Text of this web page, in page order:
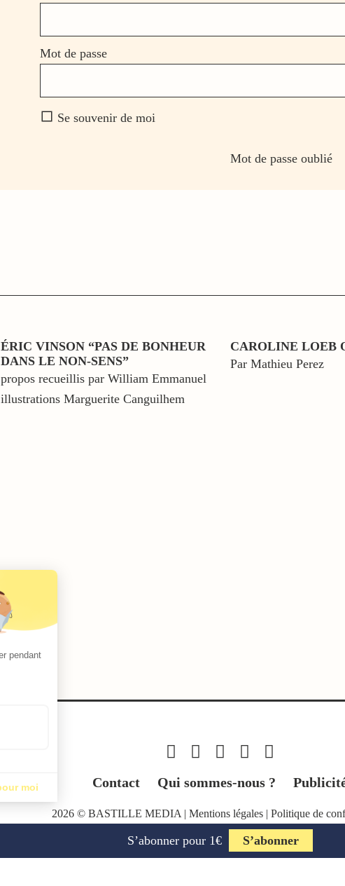
Mot de passe
Se souvenir de moi
Mot de passe oublié
ÉRIC VINSON “PAS DE BONHEUR
DANS LE NON-SENS”
propos recueillis par William Emmanuel
illustrations Marguerite Canguilhem
CAROLINE LOEB
Par Mathieu Perez
Contact Qui sommes-nous ?
2026 © BASTILLE MEDIA | Mentions légales| Politique de
S’abonner pour 1€ S’abonner